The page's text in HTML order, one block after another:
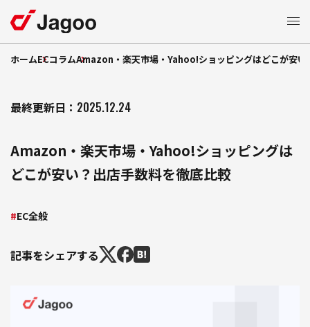
サービス一覧
Amazon支援
Yahoo!ショッピング支援
TikTok Shop
LP制作支援
自社
特長
支援事例
セミナー
お知らせ
ホームECコラムAmazon・楽天市場・Yahoo!ショッピングはどこが安い
最終更新日： 2025.12.24
Amazon・楽天市場・Yahoo!ショッピングは
どこが安い？出店手数料を徹底比較
EC全般
記事をシェアする